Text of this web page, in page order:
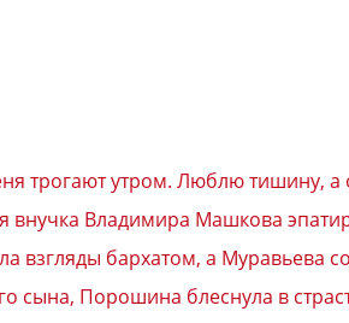
трогают утром. Люблю тишину, а
внучка Владимира Машкова
взгляды бархатом, а Муравьева
сына, Порошина блеснула в